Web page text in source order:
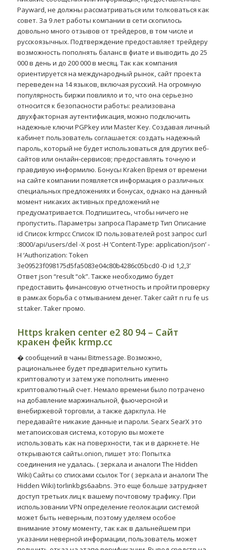
Payward, не должны рассматриваться или толковаться как
совет. За 9 лет работы компании в сети скопилось
довольно много отзывов от трейдеров, в том числе и
русскоязычных. Подтверждение предоставляет трейдеру
возможность пополнять баланс в фиате и выводить до 25
000 в день и до 200 000 в месяц. Так как компания
ориентируется на международный рынок, сайт проекта
переведен на 14 языков, включая русский. На огромную
популярность биржи повлияло и то, что она серьезно
относится к безопасности работы: реализована
двухфакторная аутентификация, можно подключить
надежные ключи PGPkey или Master Key. Создавая личный
кабинет пользователь соглашается: создать надежный
пароль, который не будет использоваться для других веб-
сайтов или онлайн-сервисов; предоставлять точную и
правдивую информилю. Бонусы Kraken Время от времени
на сайте компании появляется информация о различных
специальных предложениях и бонусах, однако на данный
момент никаких активных предложений не
предусматривается. Подпишитесь, чтобы ничего не
пропустить. Параметры запроса Параметр Тип Описание
id Список krmpcc Список ID пользователей post запрос curl
:8000/api/users/del -X post -H ‘Content-Type: application/json’ -
H ‘Authorization: Token
3e09523f098175d5fa5083e04c80b4286c05bcd0 -D id 1,2,3’
Ответ json “result “ok”. Также необходимо будет
предоставить финансовую отчетность и пройти проверку
в рамках борьба с отмыванием денег. Taker сайт n ru fe us
st taker. Taker промо.
Https kraken center e2 80 94 – Сайт
кракен фейк krmp.cc
� сообщений в чаны Bitmessage. Возможно,
рациональнее будет предварительно купить
криптовалюту и затем уже пополнить именно
криптовалютный счет. Немало времени было потрачено
на добавление маржинальной, фьючерсной и
внебиржевой торговли, а также даркпула. Не
передавайте никакие данные и пароли. Searx SearX это
метапоисковая система, которую вы можете
использовать как на поверхности, так и в даркнете. Не
открываются сайты.onion, пишет это: Попытка
соединения не удалась. ( зеркала и аналоги The Hidden
Wiki) Сайты со списками ссылок Tor ( зеркала и аналоги The
Hidden Wiki) torlinkbgs6aabns. Это еще больше затрудняет
доступ третьих лиц к вашему почтовому трафику. При
использовании VPN определение геолокации системой
может быть неверным, поэтому уделяем особое
внимание этому моменту, так как в дальнейшем при
указании неверной информации, пользователь может